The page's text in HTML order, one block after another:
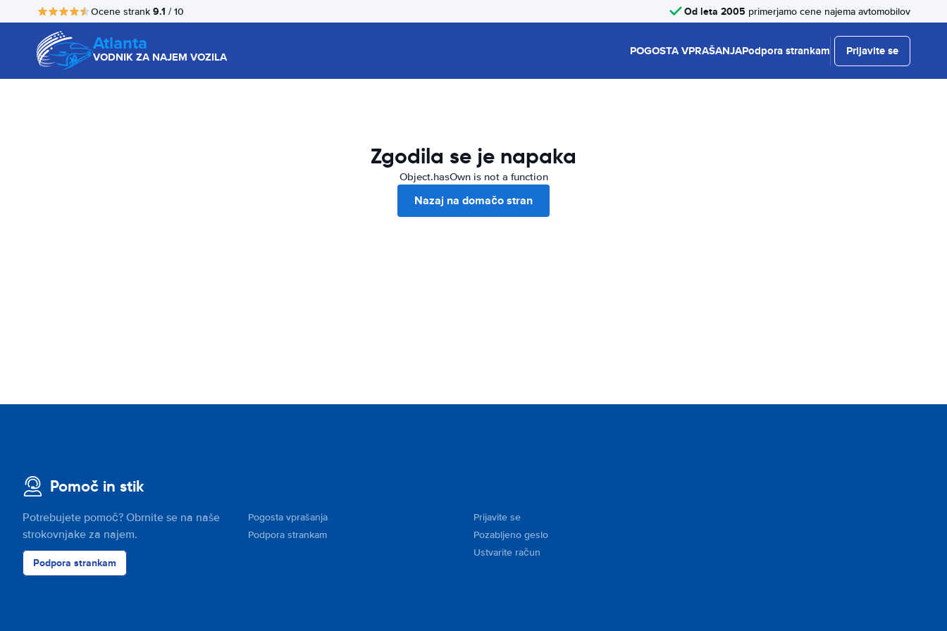
Ocene strank 9.1 / 10 Od leta 2005 primerjamo cene najema avtomobilov
Atlanta
VODNIK ZA NAJEM VOZILA POGOSTA VPRAŠANJAPodpora strankam Prijavite se
Zgodila se je napaka
Object.hasOwn is not a function
Nazaj na domačo stran
Pomoč in stik
Potrebujete pomoč? Obrnite se na naše
strokovnjake za najem.
Podpora strankam
Pogosta vprašanja
Podpora strankam
Prijavite se
Pozabljeno geslo
Ustvarite račun